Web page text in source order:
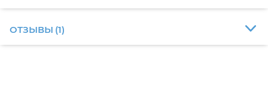
ОТЗЫВЫ (1)